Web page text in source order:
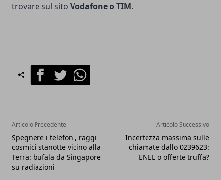
trovare sul sito Vodafone o TIM.
FacebookTwitterWhatsapp
Articolo Precedente
Spegnere i telefoni, raggi
cosmici stanotte vicino alla
Terra: bufala da Singapore
su radiazioni
Articolo Successivo
Incertezza massima sulle
chiamate dallo 0239623:
ENEL o offerte truffa?